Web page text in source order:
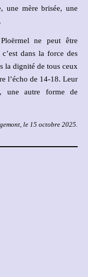
une mère brisée, une
ne peut être
dans la force des
la dignité de tous ceux
l’écho de 14-18. Leur
une autre forme de
le 15 octobre 2025.